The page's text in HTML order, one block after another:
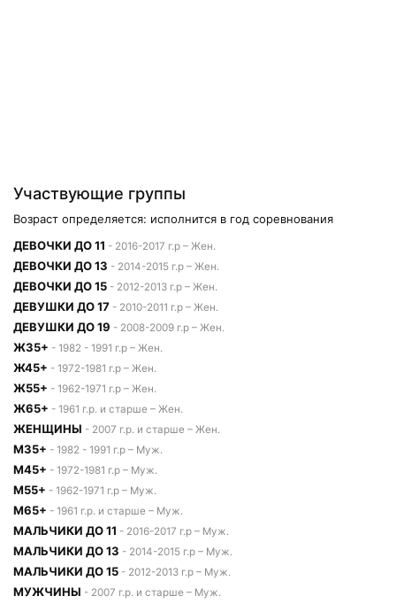
Участвующие группы
Возраст определяется: исполнится в год соревнования
ДЕВОЧКИ ДО 11 - 2016-2017 г.р – Жен.
ДЕВОЧКИ ДО 13 - 2014-2015 г.р – Жен.
ДЕВОЧКИ ДО 15 - 2012-2013 г.р – Жен.
ДЕВУШКИ ДО 17 - 2010-2011 г.р – Жен.
ДЕВУШКИ ДО 19 - 2008-2009 г.р – Жен.
Ж35+ - 1982 - 1991 г.р – Жен.
Ж45+ - 1972-1981 г.р – Жен.
Ж55+ - 1962-1971 г.р – Жен.
Ж65+ - 1961 г.р. и старше – Жен.
ЖЕНЩИНЫ - 2007 г.р. и старше – Жен.
М35+ - 1982 - 1991 г.р – Муж.
М45+ - 1972-1981 г.р – Муж.
М55+ - 1962-1971 г.р – Муж.
М65+ - 1961 г.р. и старше – Муж.
МАЛЬЧИКИ ДО 11 - 2016-2017 г.р – Муж.
МАЛЬЧИКИ ДО 13 - 2014-2015 г.р – Муж.
МАЛЬЧИКИ ДО 15 - 2012-2013 г.р – Муж.
МУЖЧИНЫ - 2007 г.р. и старше – Муж.